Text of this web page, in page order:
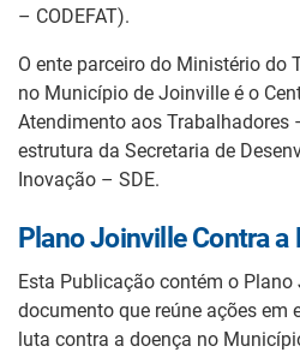
– CODEFAT).
O ente parceiro do Ministério do
no Município de Joinville é o
Atendimento aos Trabalhadores
estrutura da Secretaria de
Inovação – SDE.
Plano Joinville Contra a
Esta Publicação contém o
documento que reúne ações em
luta contra a doença no